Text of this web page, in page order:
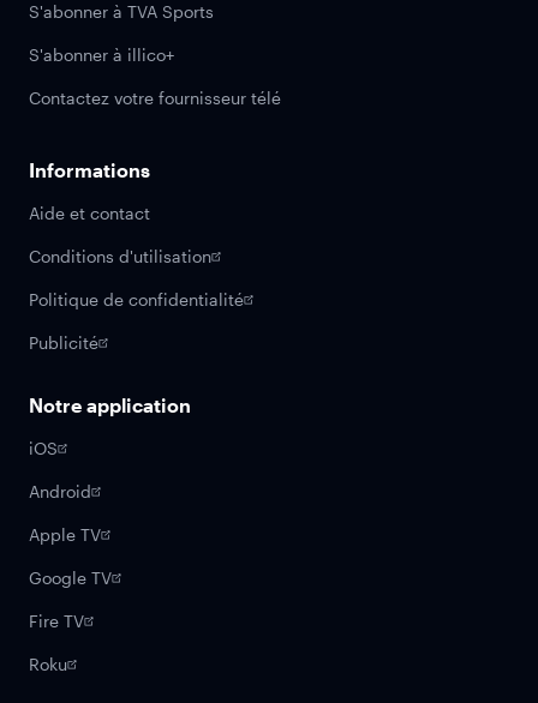
S'abonner à TVA Sports
S'abonner à illico+
Contactez votre fournisseur télé
Informations
Aide et contact
Conditions d'utilisation
Politique de confidentialité
Publicité
Notre application
iOS
Android
Apple TV
Google TV
Fire TV
Roku